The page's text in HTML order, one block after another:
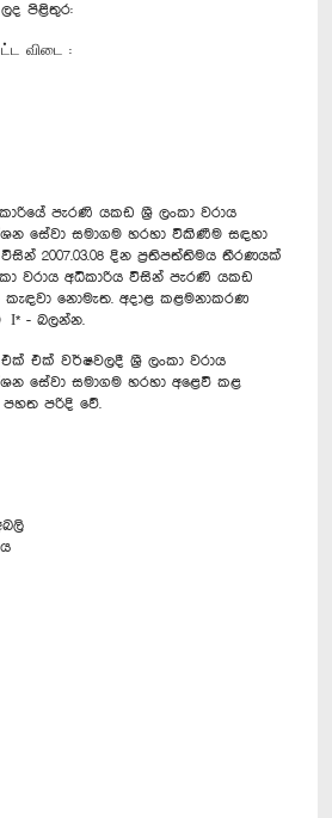
පිළිතුර:
விடை :
පැරණි යකඩ ශ්‍රී ලංකා වරාය
සේවා සමාගම හරහා විකිණීම සඳහා
2007.03.08 දින ප්‍රතිපත්තිමය තීරණයක්
වරාය අධිකාරිය විසින් පැරණි යකඩ
නොමැත. අදාළ කළමනාකරණ
- බලන්න.
එක් එක් වර්ෂවලදී ශ්‍රී ලංකා වරාය
සේවා සමාගම හරහා අළෙවි කළ
පරිදි වේ.